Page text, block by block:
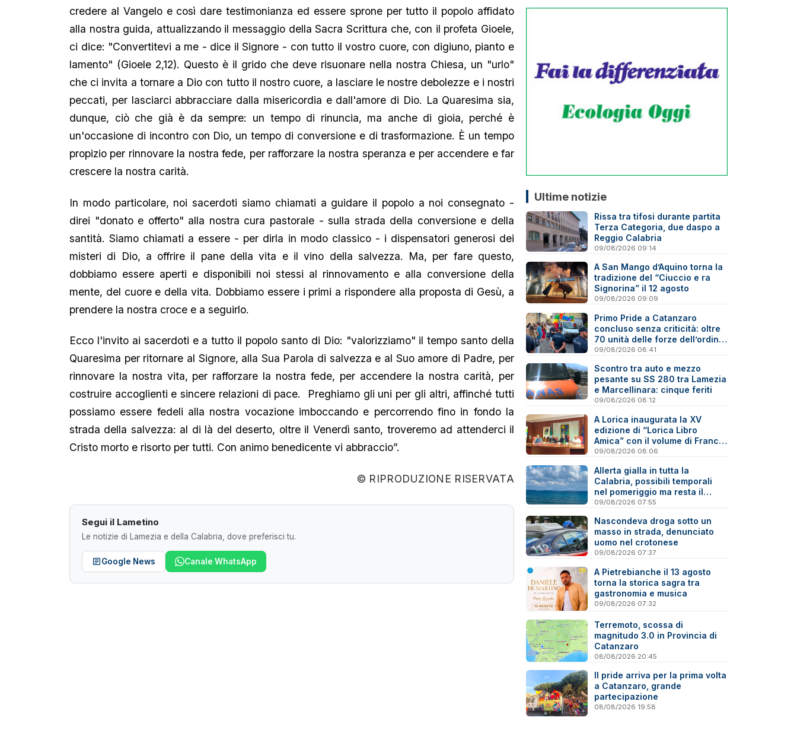
credere al Vangelo e così dare testimonianza ed essere sprone per tutto il popolo affidato
alla nostra guida, attualizzando il messaggio della Sacra Scrittura che, con il profeta Gioele,
ci dice: "Convertitevi a me - dice il Signore - con tutto il vostro cuore, con digiuno, pianto e
lamento" (Gioele 2,12). Questo è il grido che deve risuonare nella nostra Chiesa, un "urlo"
che ci invita a tornare a Dio con tutto il nostro cuore, a lasciare le nostre debolezze e i nostri
peccati, per lasciarci abbracciare dalla misericordia e dall'amore di Dio. La Quaresima sia,
dunque, ciò che già è da sempre: un tempo di rinuncia, ma anche di gioia, perché è
un'occasione di incontro con Dio, un tempo di conversione e di trasformazione. È un tempo
propizio per rinnovare la nostra fede, per rafforzare la nostra speranza e per accendere e far
crescere la nostra carità.
In modo particolare, noi sacerdoti siamo chiamati a guidare il popolo a noi consegnato -
direi "donato e offerto" alla nostra cura pastorale - sulla strada della conversione e della
santità. Siamo chiamati a essere - per dirla in modo classico - i dispensatori generosi dei
misteri di Dio, a offrire il pane della vita e il vino della salvezza. Ma, per fare questo,
dobbiamo essere aperti e disponibili noi stessi al rinnovamento e alla conversione della
mente, del cuore e della vita. Dobbiamo essere i primi a rispondere alla proposta di Gesù, a
prendere la nostra croce e a seguirlo.
Ecco l'invito ai sacerdoti e a tutto il popolo santo di Dio: "valorizziamo" il tempo santo della
Quaresima per ritornare al Signore, alla Sua Parola di salvezza e al Suo amore di Padre, per
rinnovare la nostra vita, per rafforzare la nostra fede, per accendere la nostra carità, per
costruire accoglienti e sincere relazioni di pace. Preghiamo gli uni per gli altri, affinché tutti
possiamo essere fedeli alla nostra vocazione imboccando e percorrendo fino in fondo la
strada della salvezza: al di là del deserto, oltre il Venerdì santo, troveremo ad attenderci il
Cristo morto e risorto per tutti. Con animo benedicente vi abbraccio”.
© RIPRODUZIONE RISERVATA
Segui il Lametino
Le notizie di Lamezia e della Calabria, dove preferisci tu.
Google News Canale WhatsApp
Ultime notizie
Rissa tra tifosi durante partita
Terza Categoria, due daspo a
Reggio Calabria
09/08/2026 09:14
A San Mango d’Aquino torna la
tradizione del “Ciuccio e ra
Signorina” il 12 agosto
09/08/2026 09:09
Primo Pride a Catanzaro
concluso senza criticità: oltre
70 unità delle forze dell’ordine
impegnate nella sicurezza
09/08/2026 08:41
Scontro tra auto e mezzo
pesante su SS 280 tra Lamezia
e Marcellinara: cinque feriti
09/08/2026 08:12
A Lorica inaugurata la XV
edizione di “Lorica Libro
Amica” con il volume di Franco
Emilio Carlino sul Reventino-
09/08/2026 08:06
Allerta gialla in tutta la
Calabria, possibili temporali
nel pomeriggio ma resta il
caldo
09/08/2026 07:55
Nascondeva droga sotto un
masso in strada, denunciato
uomo nel crotonese
09/08/2026 07:37
A Pietrebianche il 13 agosto
torna la storica sagra tra
gastronomia e musica
09/08/2026 07:32
Terremoto, scossa di
magnitudo 3.0 in Provincia di
Catanzaro
08/08/2026 20:45
Il pride arriva per la prima volta
a Catanzaro, grande
partecipazione
08/08/2026 19:58